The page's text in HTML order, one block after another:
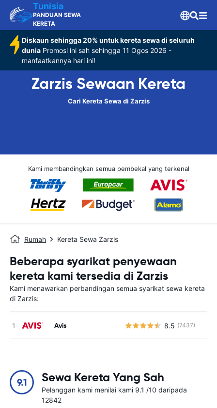
Tunisia
PANDUAN SEWA
KERETA
Diskaun sehingga 20% untuk kereta sewa di seluruh
dunia Promosi ini sah sehingga 11 Ogos 2026 -
manfaatkannya hari ini!
Zarzis Sewaan Kereta
Cari Kereta Sewa di Zarzis
Kami membandingkan semua pembekal yang terkenal
Rumah Kereta Sewa Zarzis
Beberapa syarikat penyewaan
kereta kami tersedia di Zarzis
Kami menawarkan perbandingan semua syarikat sewa kereta
di Zarzis:
Avis 8.5 (7437)
9.1 Sewa Kereta Yang Sah
Pelanggan kami menilai kami 9.1 /10 daripada
12842